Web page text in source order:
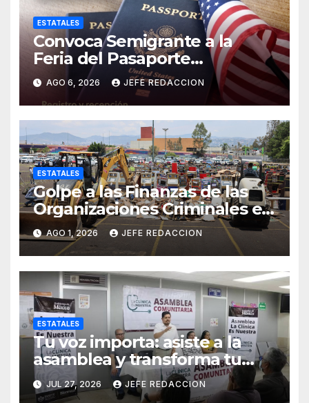
ESTATALES
Convoca Semigrante a la
Feria del Pasaporte
Estadounidense 2026
AGO 6, 2026 JEFE REDACCION
ESTATALES
Golpe a las Finanzas de las
Organizaciones Criminales en
Operativos
Interinstitucionales
AGO 1, 2026 JEFE REDACCION
ESTATALES
Tu voz importa: asiste a la
asamblea y transforma tu
clínica del IMSS-Bienestar
JUL 27, 2026 JEFE REDACCION